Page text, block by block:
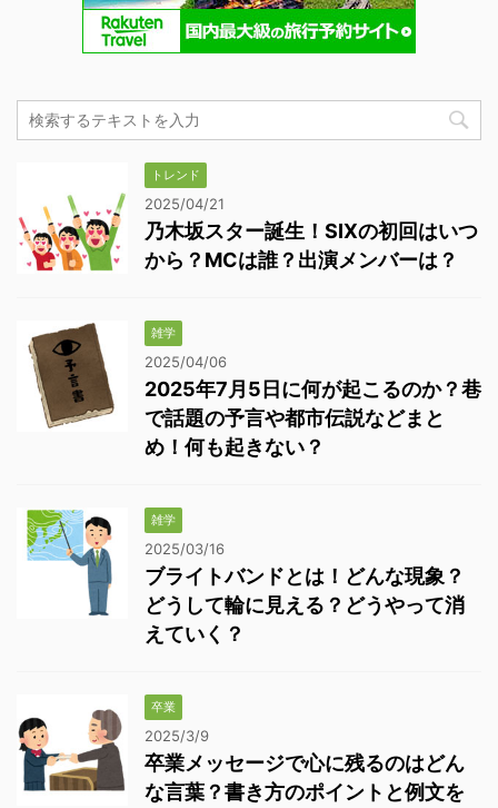
トレンド
2025/04/21
乃木坂スター誕生！SIXの初回はいつ
から？MCは誰？出演メンバーは？
雑学
2025/04/06
2025年7月5日に何が起こるのか？巷
で話題の予言や都市伝説などまと
め！何も起きない？
雑学
2025/03/16
ブライトバンドとは！どんな現象？
どうして輪に見える？どうやって消
えていく？
卒業
2025/3/9
卒業メッセージで心に残るのはどん
な言葉？書き方のポイントと例文を